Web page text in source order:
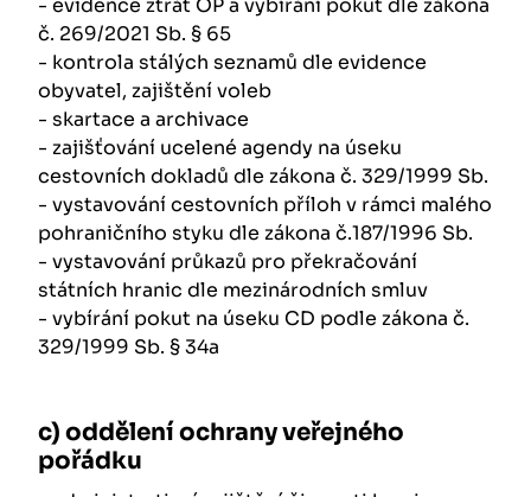
- evidence ztrát OP a vybírání pokut dle zákona
č. 269/2021 Sb. § 65
- kontrola stálých seznamů dle evidence
obyvatel, zajištění voleb
- skartace a archivace
- zajišťování ucelené agendy na úseku
cestovních dokladů dle zákona č. 329/1999 Sb.
- vystavování cestovních příloh v rámci malého
pohraničního styku dle zákona č.187/1996 Sb.
- vystavování průkazů pro překračování
státních hranic dle mezinárodních smluv
- vybírání pokut na úseku CD podle zákona č.
329/1999 Sb. § 34a
c) oddělení ochrany veřejného
pořádku